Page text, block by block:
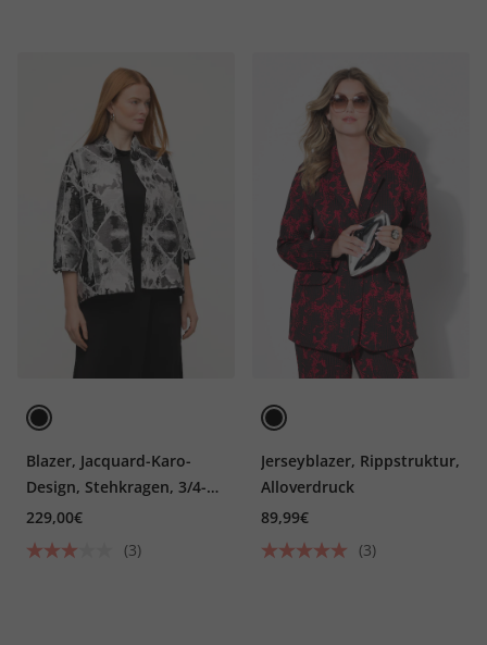
Blazer, Jacquard-Karo-
Design, Stehkragen, 3/4-
Tulpenarm
229,00€
(3)
Jerseyblazer, Rippstruktur,
Alloverdruck
89,99€
(3)